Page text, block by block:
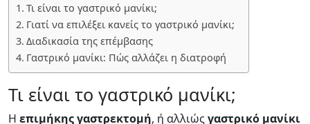
Τι είναι το γαστρικό μανίκι;
Γιατί να επιλέξει κανείς το γαστρικό μανίκι;
Διαδικασία της επέμβασης
Γαστρικό μανίκι: Πώς αλλάζει η διατροφή
Τι είναι το γαστρικό μανίκι;
Η επιμήκης γαστρεκτομή, ή αλλιώςγαστρικό μανίκι